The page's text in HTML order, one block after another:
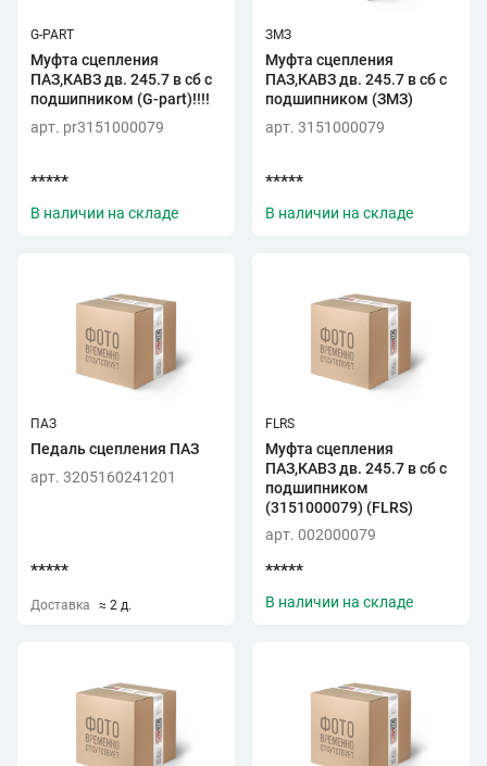
G-PART
Муфта сцепления
ПАЗ,КАВЗ дв. 245.7 в сб с
подшипником (G-part)!!!!
арт. pr3151000079
*****
В наличии на складе
ЗМЗ
Муфта сцепления
ПАЗ,КАВЗ дв. 245.7 в сб с
подшипником (ЗМЗ)
арт. 3151000079
*****
В наличии на складе
ПАЗ
Педаль сцепления ПАЗ
арт. 3205160241201
*****
Доставка ≈ 2 д.
FLRS
Муфта сцепления
ПАЗ,КАВЗ дв. 245.7 в сб с
подшипником
(3151000079) (FLRS)
арт. 002000079
*****
В наличии на складе